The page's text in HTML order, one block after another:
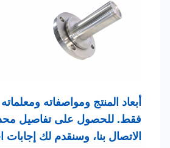
أبعاد المنتج ومواصفاته ومعلماته
فقط. للحصول على تفاصيل
الاتصال بنا، وسنقدم لك إجابات